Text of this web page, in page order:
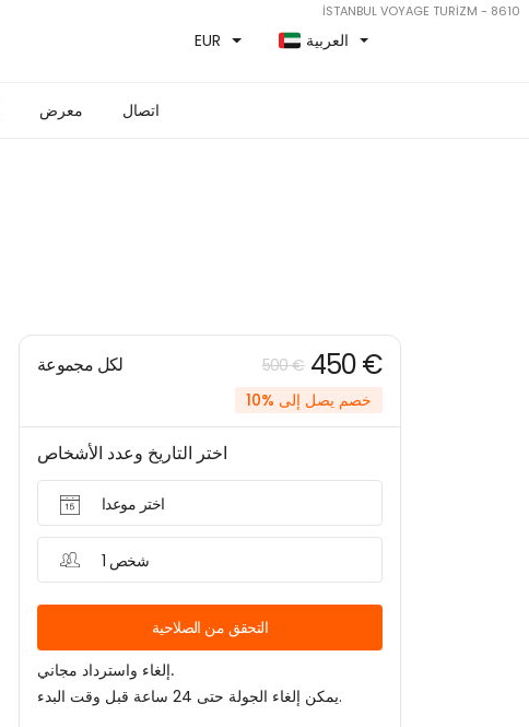
İSTANBUL VOYAGE TURİZM - 8610
EUR العربية
معرض اتصال
لكل مجموعة 500 € 450 €
خصم يصل إلى %10
اختر التاريخ وعدد الأشخاص
اختر موعدا
1 شخص
التحقق من الصلاحية
إلغاء واسترداد مجاني.
يمكن إلغاء الجولة حتى 24 ساعة قبل وقت البدء.